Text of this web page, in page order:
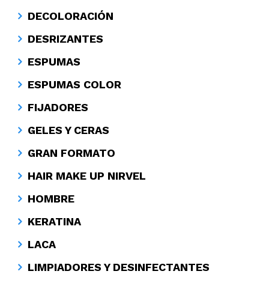
DECOLORACIÓN
DESRIZANTES
ESPUMAS
ESPUMAS COLOR
FIJADORES
GELES Y CERAS
GRAN FORMATO
HAIR MAKE UP NIRVEL
HOMBRE
KERATINA
LACA
LIMPIADORES Y DESINFECTANTES